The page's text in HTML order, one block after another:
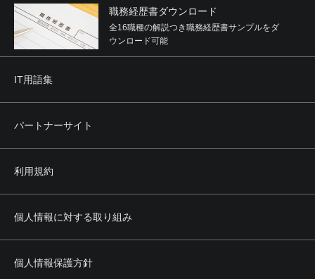
職務経歴書ダウンロード
全16職種の解説つき職務経歴書サンプルをダ
ウンロード可能
IT用語集
パートナーサイト
利用規約
個人情報に対する取り組み
個人情報保護方針